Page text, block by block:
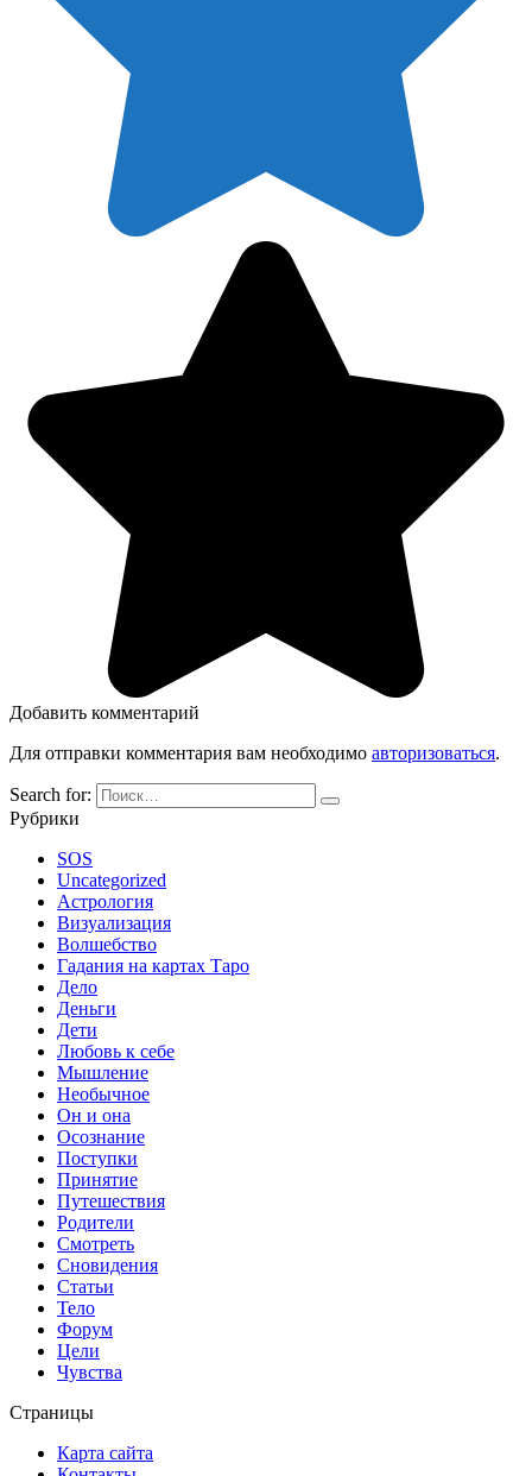
Добавить комментарий
Для отправки комментария вам необходимо авторизоваться.
Search for:
Рубрики
SOS
Uncategorized
Астрология
Визуализация
Волшебство
Гадания на картах Таро
Дело
Деньги
Дети
Любовь к себе
Мышление
Необычное
Он и она
Осознание
Поступки
Принятие
Путешествия
Родители
Смотреть
Сновидения
Статьи
Тело
Форум
Цели
Чувства
Страницы
Карта сайта